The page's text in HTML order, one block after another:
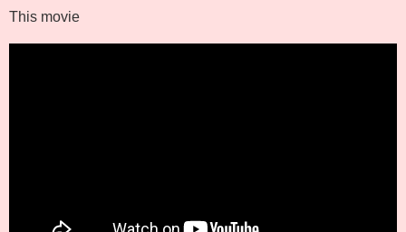
This movie